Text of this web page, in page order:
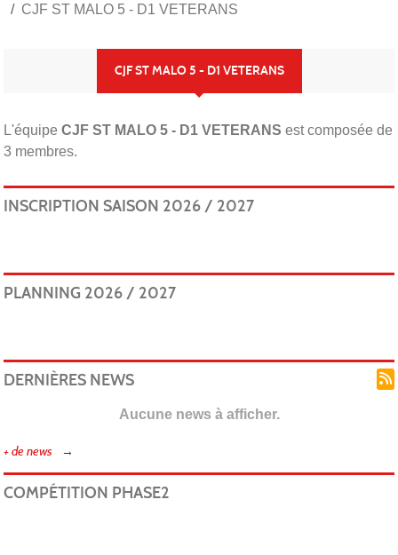
CJF ST MALO 5 - D1 VETERANS
CJF ST MALO 5 - D1 VETERANS
L'équipe CJF ST MALO 5 - D1 VETERANS est composée de
3 membres.
INSCRIPTION SAISON 2026 / 2027
PLANNING 2026 / 2027
DERNIÈRES NEWS
Aucune news à afficher.
+ de news
COMPÉTITION PHASE2